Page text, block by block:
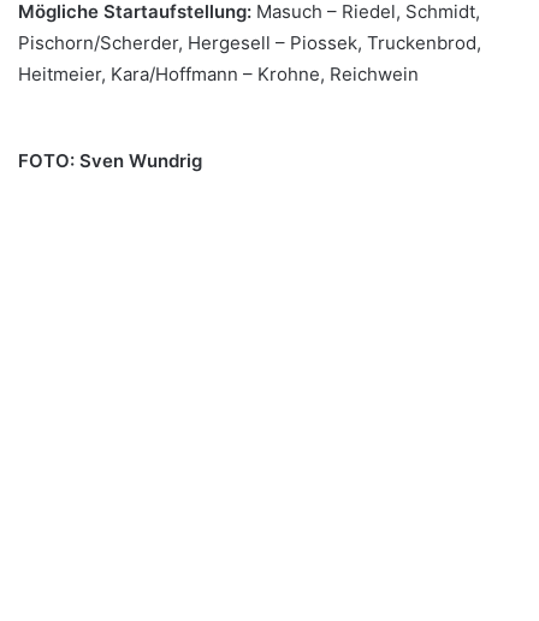
Mögliche Startaufstellung: Masuch – Riedel, Schmidt,
Pischorn/Scherder, Hergesell – Piossek, Truckenbrod,
Heitmeier, Kara/Hoffmann – Krohne, Reichwein
FOTO: Sven Wundrig